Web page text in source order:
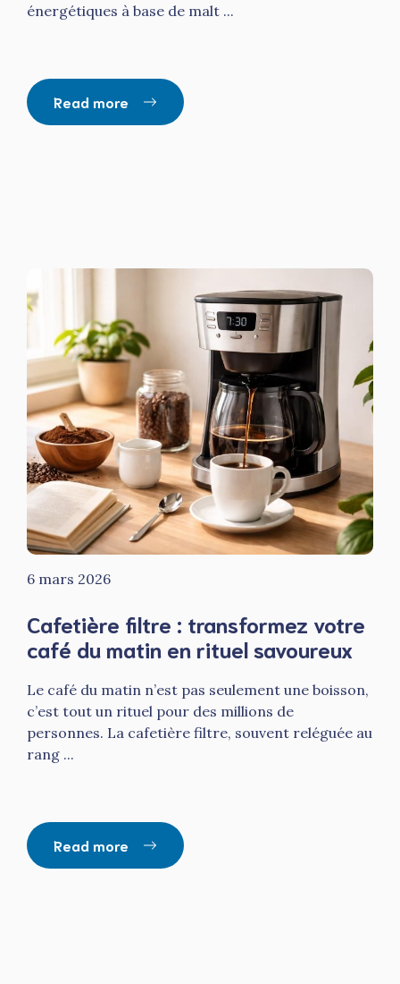
énergétiques à base de malt ...
Read more
6 mars 2026
Cafetière filtre : transformez votre
café du matin en rituel savoureux
Le café du matin n’est pas seulement une boisson,
c’est tout un rituel pour des millions de
personnes. La cafetière filtre, souvent reléguée au
rang ...
Read more